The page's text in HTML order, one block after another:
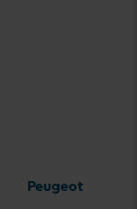
Peugeot